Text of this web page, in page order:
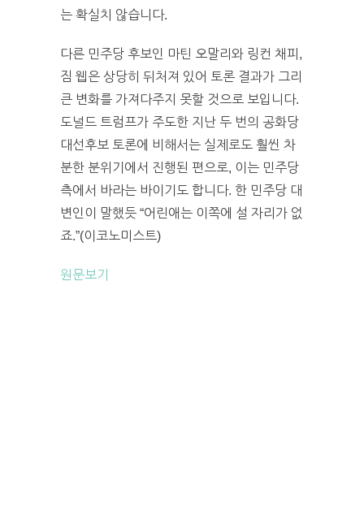
는 확실치 않습니다.
다른 민주당 후보인 마틴 오말리와 링컨 채피 ,
짐 웹은 상당히 뒤처져 있어 토론 결과가 그리
큰 변화를 가져다주지 못할 것으로 보입니다.
도널드 트럼프가 주도한 지난 두 번의 공화당
대선후보 토론에 비해서는 실제로도 훨씬 차
분한 분위기에서 진행된 편으로, 이는 민주당
측에서 바라는 바이기도 합니다. 한 민주당 대
변인이 말했듯 “어린애는 이쪽에 설 자리가 없
죠.”(이코노미스트)
원문보기